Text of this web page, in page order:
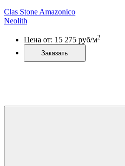
Clas Stone Amazonico
Neolith
Цена от: 15 275 руб/м2
Заказать